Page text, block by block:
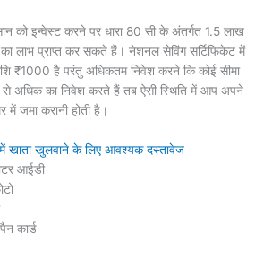
को इन्वेस्ट करने पर धारा 80 सी के अंतर्गत 1.5 लाख
लाभ प्राप्त कर सकते हैं। नेशनल सेविंग सर्टिफिकेट में
₹1000 है परंतु अधिकतम निवेश करने कि कोई सीमा
अधिक का निवेश करते हैं तब ऐसी स्थिति में आप अपने
में जमा करानी होती है।
खाता खुलवाने के लिए आवश्यक दस्तावेज
आईडी
कार्ड